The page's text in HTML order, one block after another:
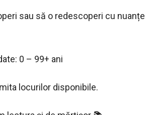
sau să o redescoperi cu nuanțe
0 – 99+ ani
locurilor disponibile.